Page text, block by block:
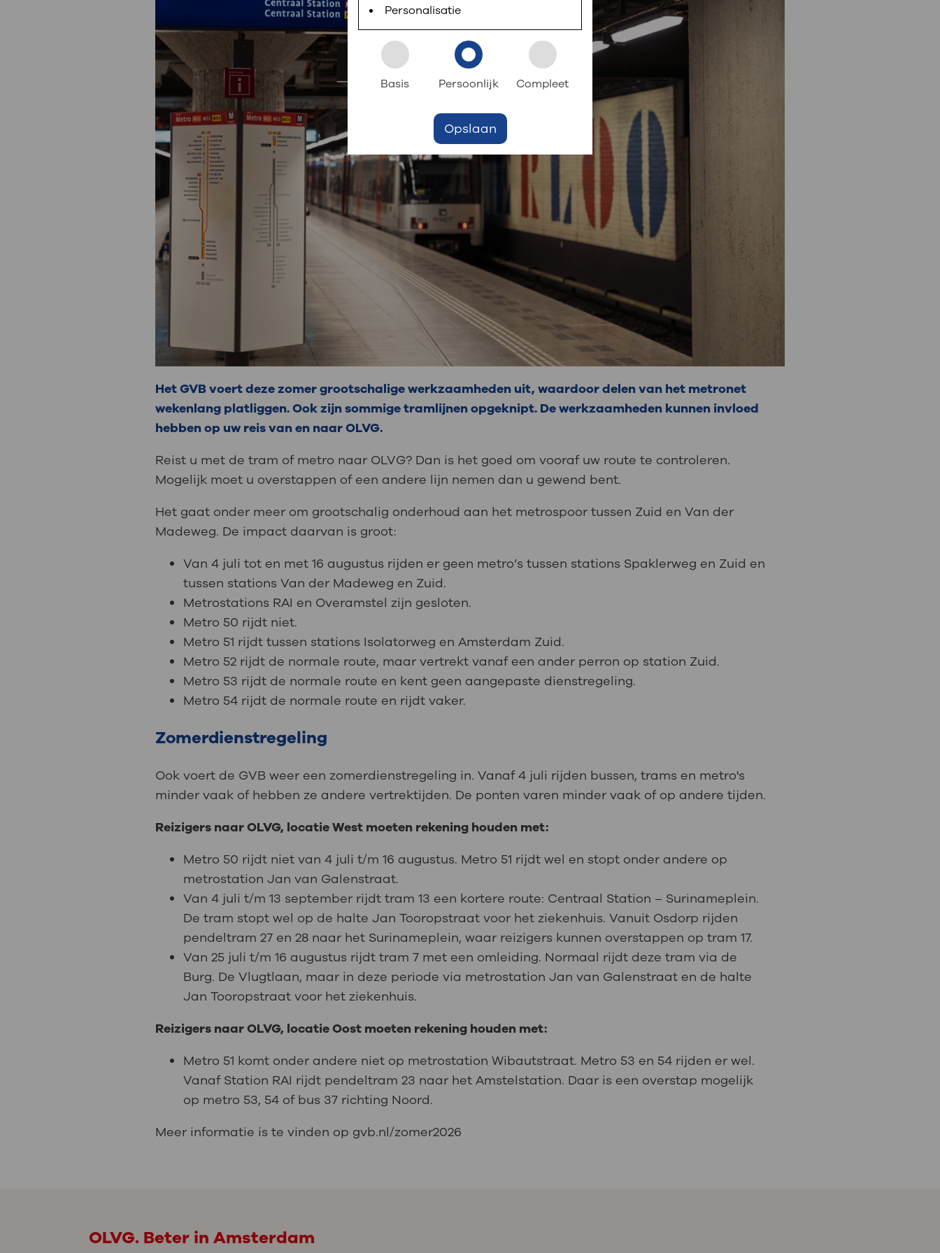
Uw bezoek aan OLVG
Uw verblijf in OLVG
Werken bij OLVG
Contact
: naar uw dossier
steeds verder uit, zodat u zelf meer digitaal kunt regelen. Met MijnOLVG kunnen
we u sneller helpen.
Direct naar MijnOLVG Lees meer
Het GVB voert deze zomer grootschalige werkzaamheden uit, waardoor delen van het metronet
wekenlang platliggen. Ook zijn sommige tramlijnen opgeknipt. De werkzaamheden kunnen invloed
hebben op uw reis van en naar OLVG.
Reist u met de tram of metro naar OLVG? Dan is het goed om vooraf uw route te controleren.
Mogelijk moet u overstappen of een andere lijn nemen dan u gewend bent.
Het gaat onder meer om grootschalig onderhoud aan het metrospoor tussen Zuid en Van der
Madeweg. De impact daarvan is groot:
Van 4 juli tot en met 16 augustus rijden er geen metro’s tussen stations Spaklerweg en Zuid en
tussen stations Van der Madeweg en Zuid.
Metrostations RAI en Overamstel zijn gesloten.
Metro 50 rijdt niet.
Metro 51 rijdt tussen stations Isolatorweg en Amsterdam Zuid.
Metro 52 rijdt de normale route, maar vertrekt vanaf een ander perron op station Zuid.
Metro 53 rijdt de normale route en kent geen aangepaste dienstregeling.
Metro 54 rijdt de normale route en rijdt vaker.
Zomerdienstregeling
Ook voert de GVB weer een zomerdienstregeling in. Vanaf 4 juli rijden bussen, trams en metro's
minder vaak of hebben ze andere vertrektijden. De ponten varen minder vaak of op andere tijden.
Reizigers naar OLVG, locatie West moeten rekening houden met:
Metro 50 rijdt niet van 4 juli t/m 16 augustus. Metro 51 rijdt wel en stopt onder andere op
metrostation Jan van Galenstraat.
Van 4 juli t/m 13 september rijdt tram 13 een kortere route: Centraal Station – Surinameplein.
De tram stopt wel op de halte Jan Tooropstraat voor het ziekenhuis. Vanuit Osdorp rijden
pendeltram 27 en 28 naar het Surinameplein, waar reizigers kunnen overstappen op tram 17.
Van 25 juli t/m 16 augustus rijdt tram 7 met een omleiding. Normaal rijdt deze tram via de
Burg. De Vlugtlaan, maar in deze periode via metrostation Jan van Galenstraat en de halte
Jan Tooropstraat voor het ziekenhuis.
Reizigers naar OLVG, locatie Oost moeten rekening houden met:
Metro 51 komt onder andere niet op metrostation Wibautstraat. Metro 53 en 54 rijden er wel.
Vanaf Station RAI rijdt pendeltram 23 naar het Amstelstation. Daar is een overstap mogelijk
op metro 53, 54 of bus 37 richting Noord.
Meer informatie is te vinden op gvb.nl/zomer2026
OLVG. Beter in Amsterdam
Personalisatie
Basis Persoonlijk Compleet
Opslaan